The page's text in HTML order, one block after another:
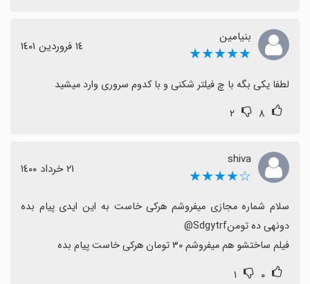
بنیامین
★★★★★ ١٤ فروردین ١٤٠١
لطفا یکی بگه با چ فیلتر شکنی و با کدوم سروری وارد میشید
۸ ۲
shiva
☆★★★★ ٢١ خرداد ١٤٠٠
فیلم ساختشو هم میفروشم ۳۰ تومان هرکی خاست پیام بده
۰ ۱